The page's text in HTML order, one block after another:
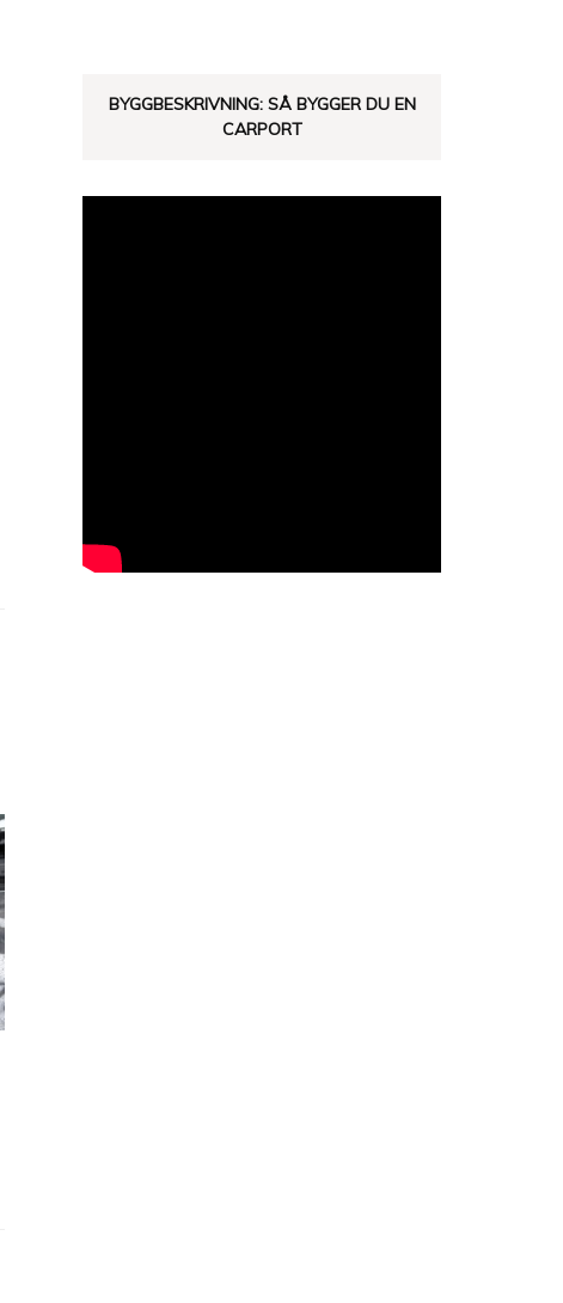
BYGGBESKRIVNING: SÅ BYGGER DU EN
CARPORT